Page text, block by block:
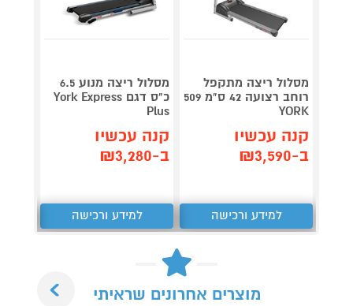
מסלול ריצה מתקפל
רוחב רצועה 42 ס"מ 509
YORK
קנה עכשיו
ב-₪3,590
למידע ורכישה
מסלול ריצה מנוע 6.5
כ"ס דגם York Express
Plus
קנה עכשיו
ב-₪3,280
למידע ורכישה
מוצרים אחרונים שראיתי